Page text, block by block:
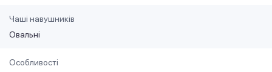
Чаші навушників
Овальні
Особливості